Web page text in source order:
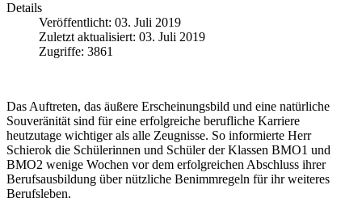
Details
Veröffentlicht: 03. Juli 2019
Zuletzt aktualisiert: 03. Juli 2019
Zugriffe: 3861
Das Auftreten, das äußere Erscheinungsbild und eine natürliche
Souveränität sind für eine erfolgreiche berufliche Karriere
heutzutage wichtiger als alle Zeugnisse. So informierte Herr
Schierok die Schülerinnen und Schüler der Klassen BMO1 und
BMO2 wenige Wochen vor dem erfolgreichen Abschluss ihrer
Berufsausbildung über nützliche Benimmregeln für ihr weiteres
Berufsleben.